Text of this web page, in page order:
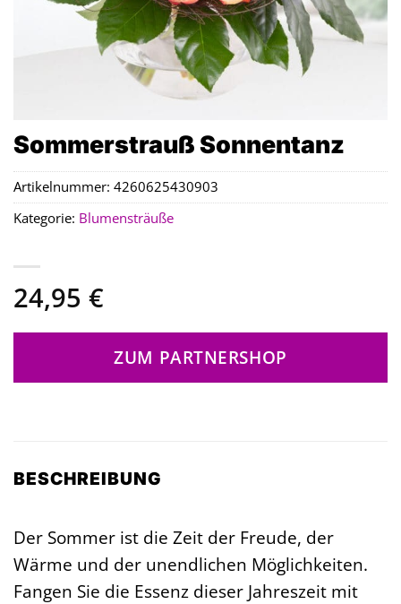
Sommerstrauß Sonnentanz
24,95 €
ZUM PARTNERSHOP
Artikelnummer: 4260625430903
Kategorie: Blumensträuße
BESCHREIBUNG
Der Sommer ist die Zeit der Freude, der
Wärme und der unendlichen Möglichkeiten.
Fangen Sie die Essenz dieser Jahreszeit mit